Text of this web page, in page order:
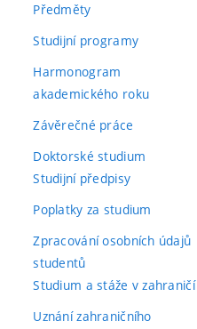
Předměty
Studijní programy
Harmonogram
akademického roku
Závěrečné práce
Doktorské studium
Studijní předpisy
Poplatky za studium
Zpracování osobních údajů
studentů
Studium a stáže v zahraničí
Uznání zahraničního